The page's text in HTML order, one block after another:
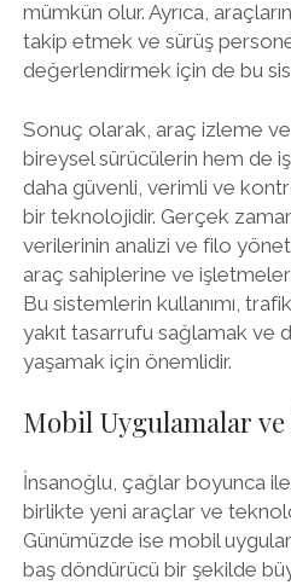
mümkün olur. Ayrıca,
takip etmek ve sürüş
değerlendirmek için de bu
Sonuç olarak, araç izleme
bireysel sürücülerin hem de
daha güvenli, verimli ve
bir teknolojidir. Gerçek
verilerinin analizi ve filo
araç sahiplerine ve
Bu sistemlerin kullanımı,
yakıt tasarrufu sağlamak ve
yaşamak için önemlidir.
Mobil Uygulamalar
İnsanoğlu, çağlar boyunca
birlikte yeni araçlar ve
Günümüzde ise mobil
baş döndürücü bir şekilde